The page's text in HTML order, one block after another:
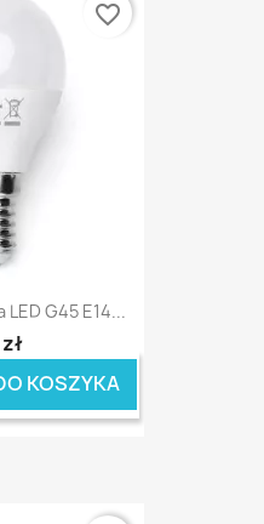
G45 E14...
KOSZYKA
favorite_border